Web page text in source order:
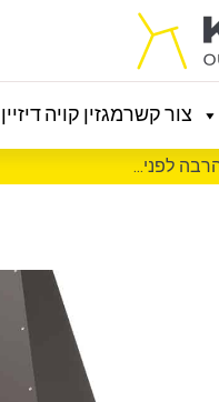
צור קשרמגזין קויה דיזיין